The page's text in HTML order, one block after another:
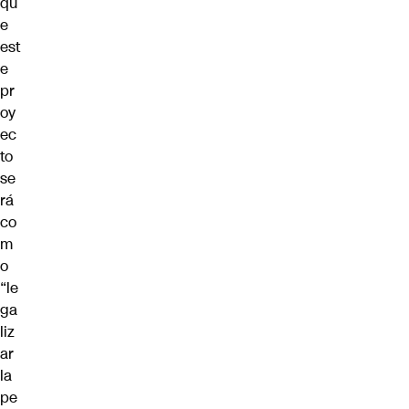
e
est
e
pr
oy
ec
to
se
rá
co
m
o
“le
ga
liz
ar
la
pe